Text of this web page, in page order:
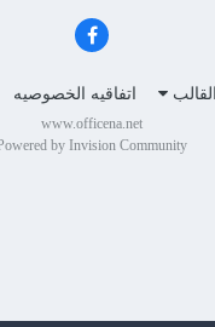
القالب اتفاقيه الخصوصيه
www.officena.net
Powered by Invision Community